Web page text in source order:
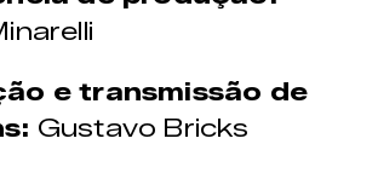
e transmissão de
Gustavo Bricks